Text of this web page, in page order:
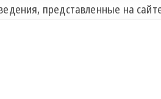
представленные на